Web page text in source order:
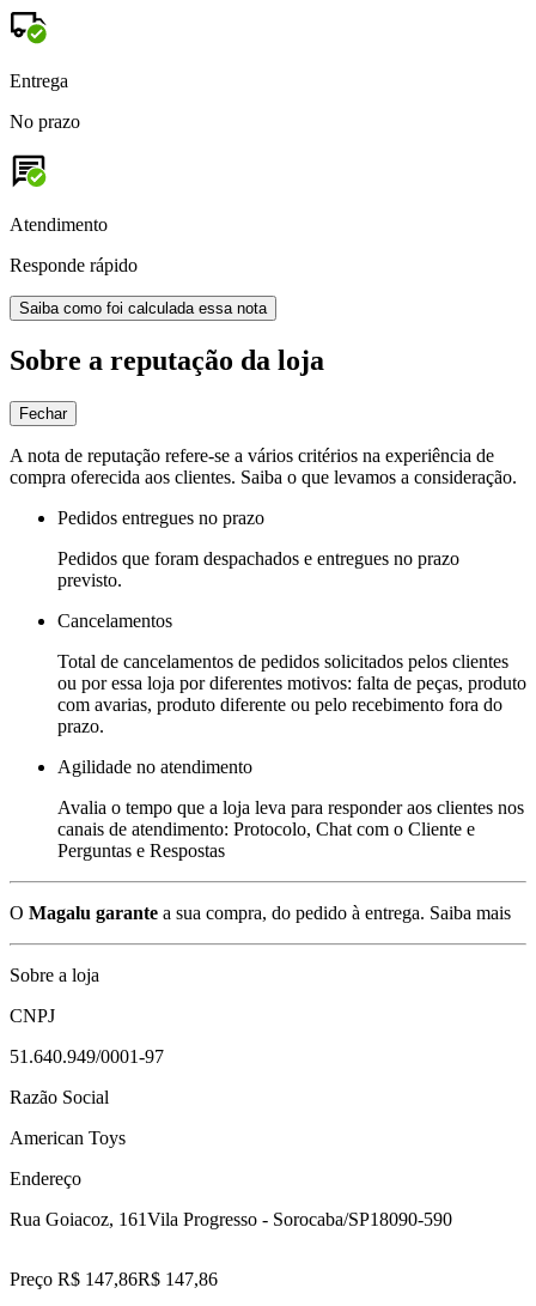
Entrega
No prazo
Atendimento
Responde rápido
Saiba como foi calculada essa nota
Sobre a reputação da loja
Fechar
A nota de reputação refere-se a vários critérios na experiência de
compra oferecida aos clientes. Saiba o que levamos a consideração.
Pedidos entregues no prazo
Pedidos que foram despachados e entregues no prazo
previsto.
Cancelamentos
Total de cancelamentos de pedidos solicitados pelos clientes
ou por essa loja por diferentes motivos: falta de peças, produto
com avarias, produto diferente ou pelo recebimento fora do
prazo.
Agilidade no atendimento
Avalia o tempo que a loja leva para responder aos clientes nos
canais de atendimento: Protocolo, Chat com o Cliente e
Perguntas e Respostas
O Magalu garante a sua compra, do pedido à entrega. Saiba mais
Sobre a loja
CNPJ
51.640.949/0001-97
Razão Social
American Toys
Endereço
Rua Goiacoz, 161Vila Progresso - Sorocaba/SP18090-590
Preço R$ 147,86R$ 147,86